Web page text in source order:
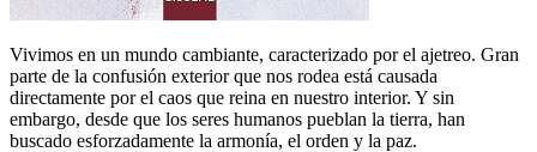
Vivimos en un mundo cambiante, caracterizado por el ajetreo. Gran
parte de la confusión exterior que nos rodea está causada
directamente por el caos que reina en nuestro interior. Y sin
embargo, desde que los seres humanos pueblan la tierra, han
buscado esforzadamente la armonía, el orden y la paz.